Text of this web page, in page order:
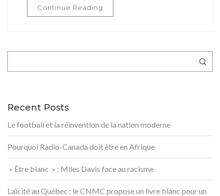
Continue Reading
Recent Posts
Le football et la réinvention de la nation moderne
Pourquoi Radio-Canada doit être en Afrique
» Être blanc » : Miles Davis face au racisme
Laïcité au Québec : le CNMC propose un livre blanc pour un